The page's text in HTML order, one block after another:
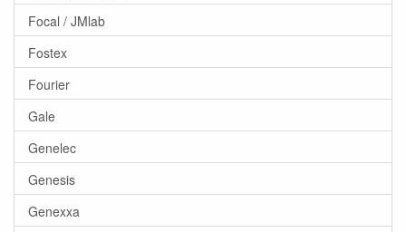
Focal / JMlab
Fostex
Fourier
Gale
Genelec
Genesis
Genexxa